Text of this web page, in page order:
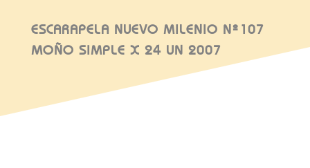
ESCARAPELA NUEVO MILENIO Nº107
MOÑO SIMPLE X 24 UN 2007